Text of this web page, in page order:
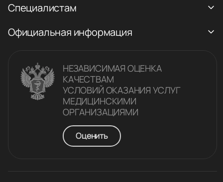
Специалистам
Официальная информация
НЕЗАВИСИМАЯ ОЦЕНКА
КАЧЕСТВАM
УСЛОВИЙ ОКАЗАНИЯ УСЛУГ
МЕДИЦИНСКИМИ
ОРГАНИЗАЦИЯМИ
Оценить